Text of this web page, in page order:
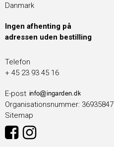
Danmark
Ingen afhenting på
adressen uden bestilling
Telefon
+ 45 23 93 45 16
E-post
Organisationsnummer: 36935847
Sitemap